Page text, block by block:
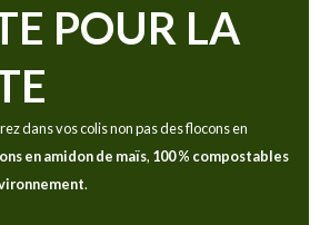
POUR LA
dans vos colis non pas des flocons en
en amidon de maïs, 100 % compostables
.